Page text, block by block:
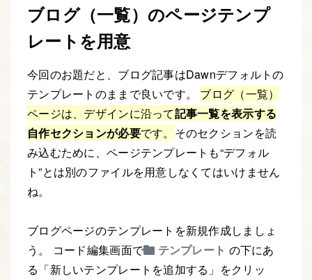
ブログ（一覧）のページテンプ
レートを用意
今回のお題だと、ブログ記事はDawnデフォルトの
テンプレートのままで良いです。 ブログ（一覧）
ページは、デザインに沿って記事一覧を表示する
自作セクションが必要です。 そのセクションを読
み込むために、ページテンプレートも“デフォル
ト”とは別のファイルを用意しなくてはいけません
ね。
ブログページのテンプレートを新規作成しましょ
う。 コード編集画面で
テンプレート の下にあ
る「新しいテンプレートを追加する」をクリッ